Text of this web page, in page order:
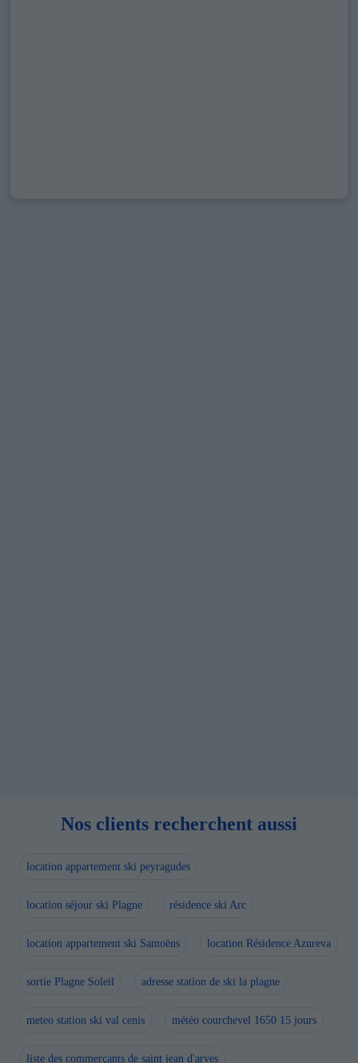
Nos clients recherchent aussi
location appartement ski peyragudes
location séjour ski Plagne résidence ski Arc
location appartement ski Samoëns location Résidence Azureva
sortie Plagne Soleil adresse station de ski la plagne
meteo station ski val cenis météo courchevel 1650 15 jours
liste des commerçants de saint jean d'arves